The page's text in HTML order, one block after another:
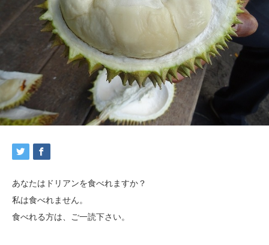
あなたはドリアンを食べれますか？
私は食べれません。
食べれる方は、ご一読下さい。